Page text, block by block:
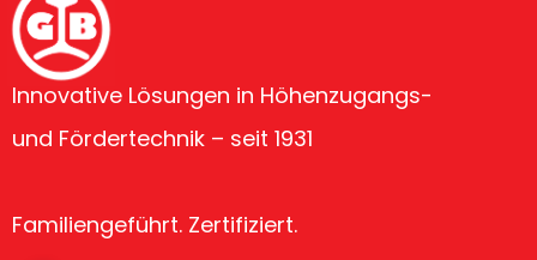
Innovative Lösungen in Höhenzugangs-
und Fördertechnik – seit 1931
Familiengeführt. Zertifiziert.